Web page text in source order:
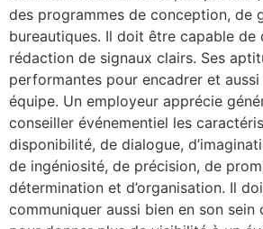
des programmes de conception, de
bureautiques. Il doit être capable de
rédaction de signaux clairs. Ses
performantes pour encadrer et
équipe. Un employeur apprécie
conseiller événementiel les
disponibilité, de dialogue,
de ingéniosité, de précision, de
détermination et d’organisation. Il
communiquer aussi bien en son sein